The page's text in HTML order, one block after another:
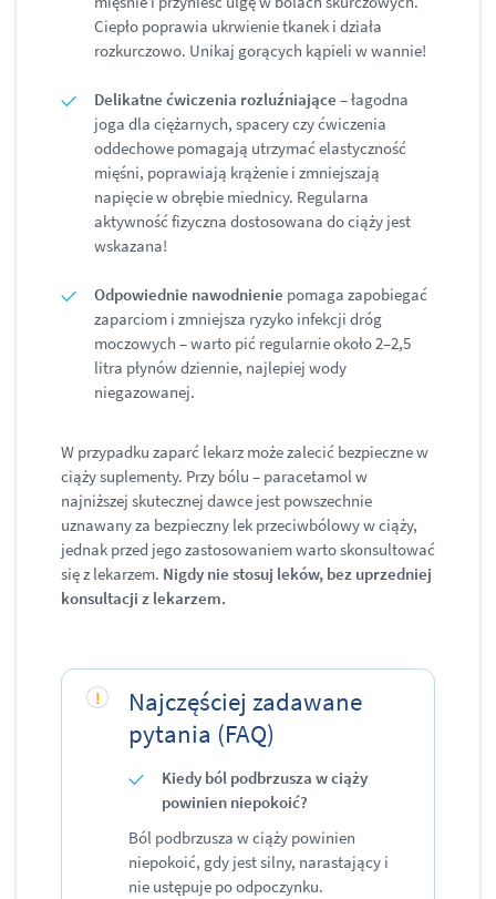
Ciepło poprawia ukrwienie tkanek i działa
rozkurczowo. Unikaj gorących kąpieli w wannie!
Delikatne ćwiczenia rozluźniające – łagodna
joga dla ciężarnych, spacery czy ćwiczenia
oddechowe pomagają utrzymać elastyczność
mięśni, poprawiają krążenie i zmniejszają
napięcie w obrębie miednicy. Regularna
aktywność fizyczna dostosowana do ciąży jest
wskazana!
Odpowiednie nawodnienie pomaga zapobiegać
zaparciom i zmniejsza ryzyko infekcji dróg
moczowych – warto pić regularnie około 2–2,5
litra płynów dziennie, najlepiej wody
niegazowanej.
W przypadku zaparć lekarz może zalecić bezpieczne w
ciąży suplementy. Przy bólu – paracetamol w
najniższej skutecznej dawce jest powszechnie
uznawany za bezpieczny lek przeciwbólowy w ciąży,
jednak przed jego zastosowaniem warto skonsultować
się z lekarzem. Nigdy nie stosuj leków, bez uprzedniej
konsultacji z lekarzem.
Najczęściej zadawane
pytania (FAQ)
Kiedy ból podbrzusza w ciąży
powinien niepokoić?
Ból podbrzusza w ciąży powinien
niepokoić, gdy jest silny, narastający i
nie ustępuje po odpoczynku.